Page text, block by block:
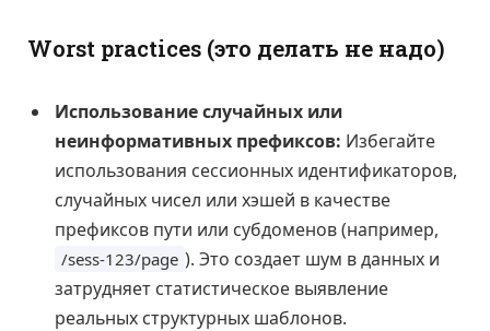
Worst practices (это делать не надо)
Использование случайных или
неинформативных префиксов: Избегайте
использования сессионных идентификаторов,
случайных чисел или хэшей в качестве
префиксов пути или субдоменов (например,
/sess-123/page ). Это создает шум в данных и
затрудняет статистическое выявление
реальных структурных шаблонов.